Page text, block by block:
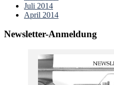
Juli 2014
April 2014
Newsletter-Anmeldung